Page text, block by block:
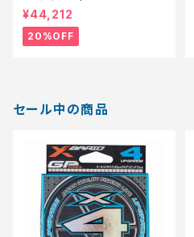
【特価リール】【20】
¥44,212
20%OFF
セール中の商品